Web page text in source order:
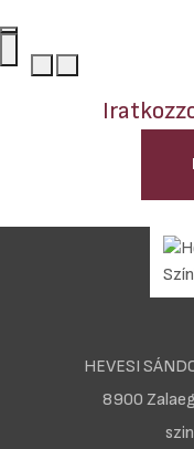
HEVESI
8900